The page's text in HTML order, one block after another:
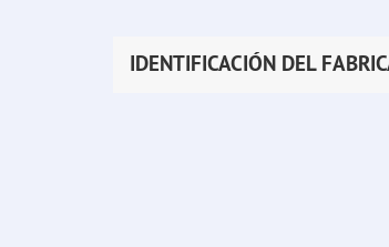
IDENTIFICACIÓN DEL